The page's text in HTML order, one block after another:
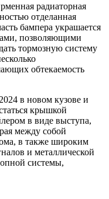
радиаторная
отделанная
бампера украшается
позволяющими
тормозную систему
обтекаемость
в новом кузове и
крышкой
в виде выступа,
между собой
в также широким
и металлической
системы,